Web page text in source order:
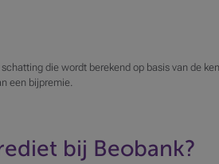
die wordt berekend op basis van de
een bijpremie.
bij Beobank?